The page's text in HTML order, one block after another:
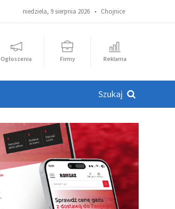
niedziela, 9 sierpnia 2026 • Chojnice
Ogłoszenia Firmy Reklama